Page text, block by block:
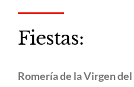
Fiestas:
Romería de la Virgen